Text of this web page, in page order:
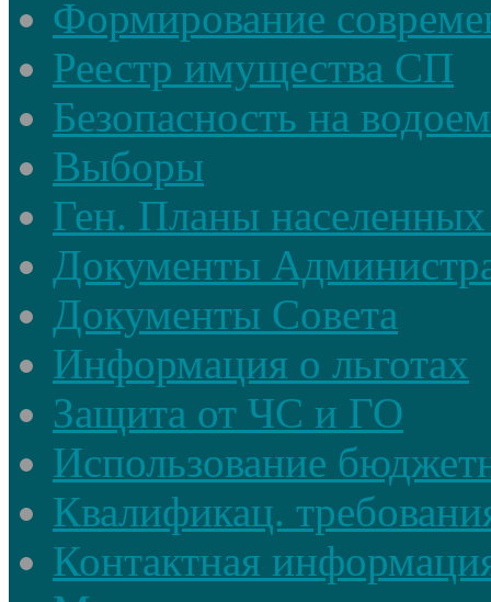
Формирование
Реестр имущества СП
Безопасность на
Выборы
Ген. Планы
Документы
Документы Совета
Информация о льготах
Защита от ЧС и ГО
Использование
Квалификац.
Контактная